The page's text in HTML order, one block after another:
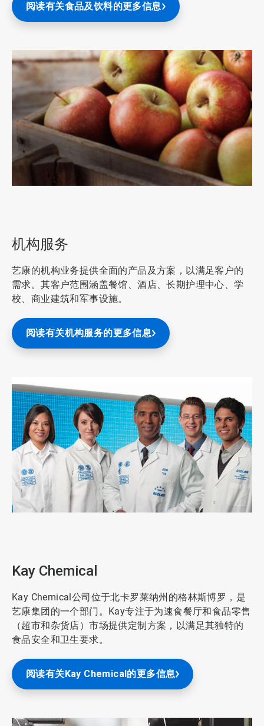
阅读有关食品及饮料的更多信息
机构服务
艺康的机构业务提供全面的产品及方案，以满足客户的
需求。其客户范围涵盖餐馆、酒店、长期护理中心、学
校、商业建筑和军事设施。
阅读有关机构服务的更多信息
Kay Chemical
Kay Chemical公司位于北卡罗莱纳州的格林斯博罗，是
艺康集团的一个部门。Kay专注于为速食餐厅和食品零售
（超市和杂货店）市场提供定制方案，以满足其独特的
食品安全和卫生要求。
阅读有关Kay Chemical的更多信息